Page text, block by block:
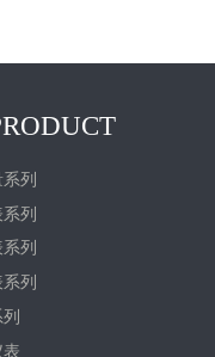
列
列
列
列